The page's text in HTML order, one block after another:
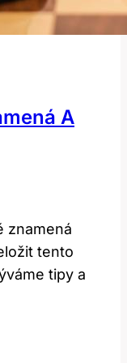
A
znamená
tento
tipy a